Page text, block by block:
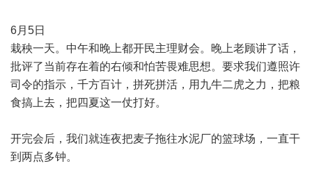
6月5日
栽秧一天。中午和晚上都开民主理财会。晚上老顾讲了话，
批评了当前存在着的右倾和怕苦畏难思想。要求我们遵照许
司令的指示，千方百计，拼死拼活，用九牛二虎之力，把粮
食搞上去，把四夏这一仗打好。
开完会后，我们就连夜把麦子拖往水泥厂的篮球场，一直干
到两点多钟。